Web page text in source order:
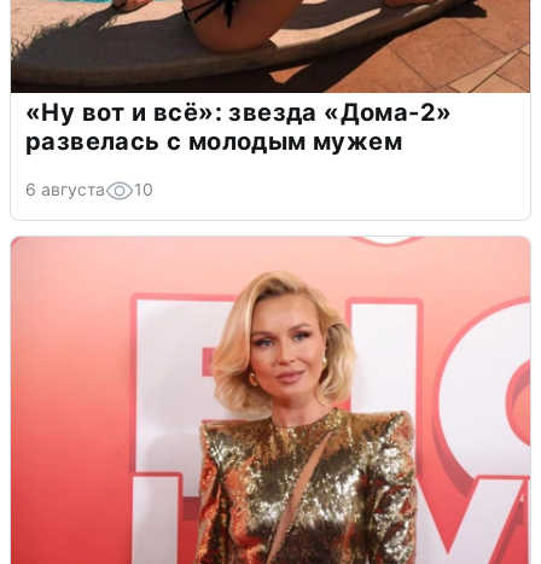
«Ну вот и всё»: звезда «Дома-2»
развелась с молодым мужем
6 августа 10